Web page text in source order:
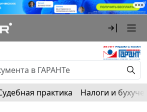
практика Налоги и